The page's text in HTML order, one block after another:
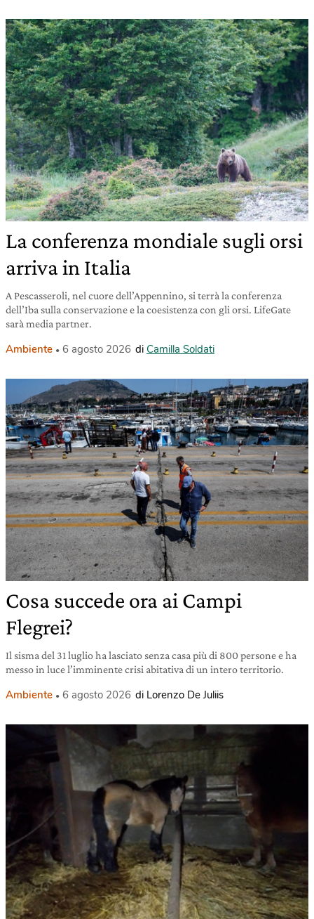
La conferenza mondiale sugli orsi
arriva in Italia
A Pescasseroli, nel cuore dell’Appennino, si terrà la conferenza
dell’Iba sulla conservazione e la coesistenza con gli orsi. LifeGate
sarà media partner.
Ambiente 6 agosto 2026 di Camilla Soldati
Cosa succede ora ai Campi
Flegrei?
Il sisma del 31 luglio ha lasciato senza casa più di 800 persone e ha
messo in luce l’imminente crisi abitativa di un intero territorio.
Ambiente 6 agosto 2026 di Lorenzo De Juliis